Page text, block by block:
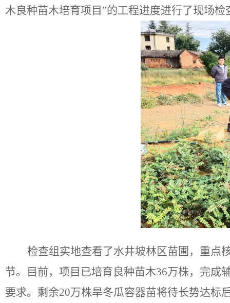
木良种苗木培育项目”的工程进度进行了现场检
检查组实地查看了水井坡林区苗圃，重点
节。目前，项目已培育良种苗木36万株，完成
要求。剩余20万株旱冬瓜容器苗将待长势达标